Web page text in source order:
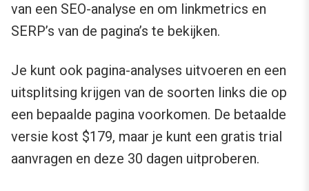
van een SEO-analyse en om linkmetrics en
SERP’s van de pagina’s te bekijken.
Je kunt ook pagina-analyses uitvoeren en een
uitsplitsing krijgen van de soorten links die op
een bepaalde pagina voorkomen. De betaalde
versie kost $179, maar je kunt een gratis trial
aanvragen en deze 30 dagen uitproberen.